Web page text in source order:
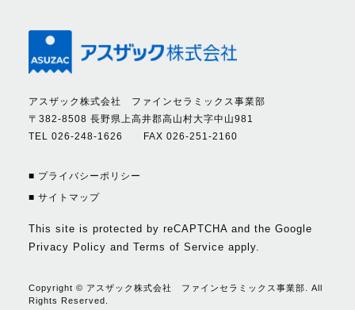
アスザック株式会社 ファインセラミックス事業部
〒382-8508 長野県上高井郡高山村大字中山981
TEL 026-248-1626 FAX 026-251-2160
■ プライバシーポリシー
■ サイトマップ
This site is protected by reCAPTCHA and the Google
Privacy Policy and Terms of Service apply.
Copyright © アスザック株式会社 ファインセラミックス事業部. All
Rights Reserved.